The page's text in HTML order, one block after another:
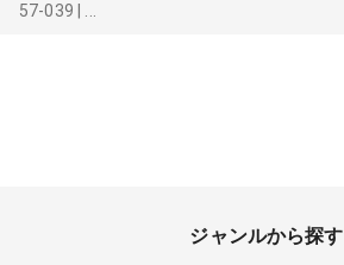
57-039 | ...
ジャンルから探す